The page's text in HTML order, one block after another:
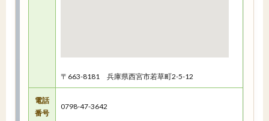
〒663-8181 兵庫県西宮市若草町2-5-12
電話
番号
0798-47-3642